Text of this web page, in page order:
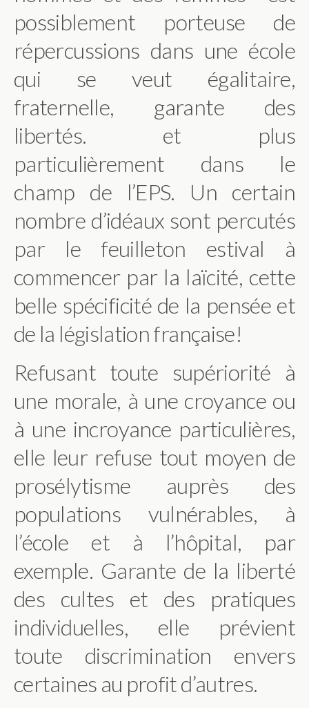
possiblement porteuse de
répercussions dans une école
qui se veut égalitaire,
fraternelle, garante des
libertés. et plus
particulièrement dans le
champ de l’EPS. Un certain
nombre d’idéaux sont percutés
par le feuilleton estival à
commencer par la laïcité, cette
belle spécificité de la pensée et
de la législation française!
Refusant toute supériorité à
une morale, à une croyance ou
à une incroyance particulières,
elle leur refuse tout moyen de
prosélytisme auprès des
populations vulnérables, à
l’école et à l’hôpital, par
exemple. Garante de la liberté
des cultes et des pratiques
individuelles, elle prévient
toute discrimination envers
certaines au profit d’autres.